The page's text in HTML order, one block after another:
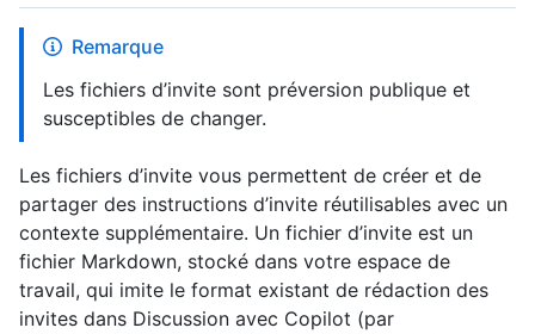
Remarque
Les fichiers d’invite sont préversion publique et
susceptibles de changer.
Les fichiers d’invite vous permettent de créer et de
partager des instructions d’invite réutilisables avec un
contexte supplémentaire. Un fichier d’invite est un
fichier Markdown, stocké dans votre espace de
travail, qui imite le format existant de rédaction des
invites dans Discussion avec Copilot (par